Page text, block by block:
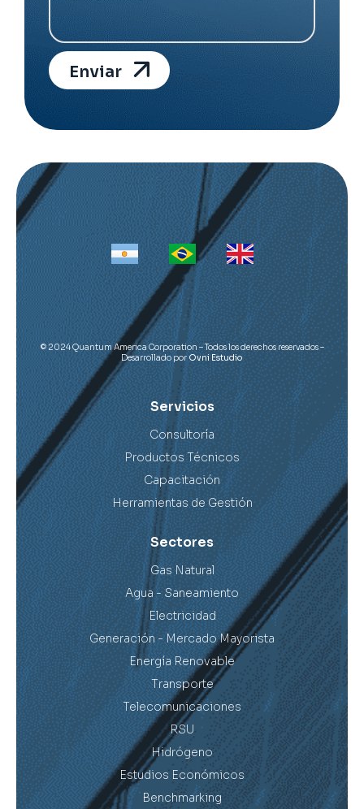
Enviar
© 2024 Quantum America Corporation – Todos los derechos reservados –
Desarrollado porOvni Estudio
Servicios
Consultoría
Productos Técnicos
Capacitación
Herramientas de Gestión
Sectores
Gas Natural
Agua - Saneamiento
Electricidad
Generación - Mercado Mayorista
Energía Renovable
Transporte
Telecomunicaciones
RSU
Hidrógeno
Estudios Económicos
Benchmarking